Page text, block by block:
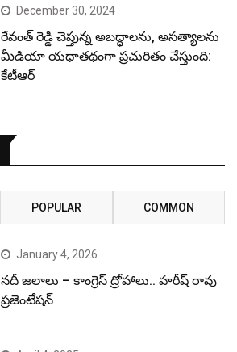
December 30, 2024
రేవంత్ రెడ్డి చెప్తున్న అబద్ధాలను, అసత్యాలను
మీడియా యథాతథంగా ప్రచురితం చేస్తుంది:
కేటీఆర్
POPULAR COMMON
January 4, 2026
నదీ జలాలు – కాంగ్రెస్ ద్రోహాలు.. హరీష్ రావు
ప్రజెంటేషన్